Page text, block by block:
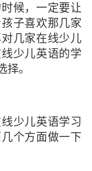
候，一定要让
子喜欢那几家
几家在线少儿
少儿英语的学
。
少儿英语学习
个方面做一下